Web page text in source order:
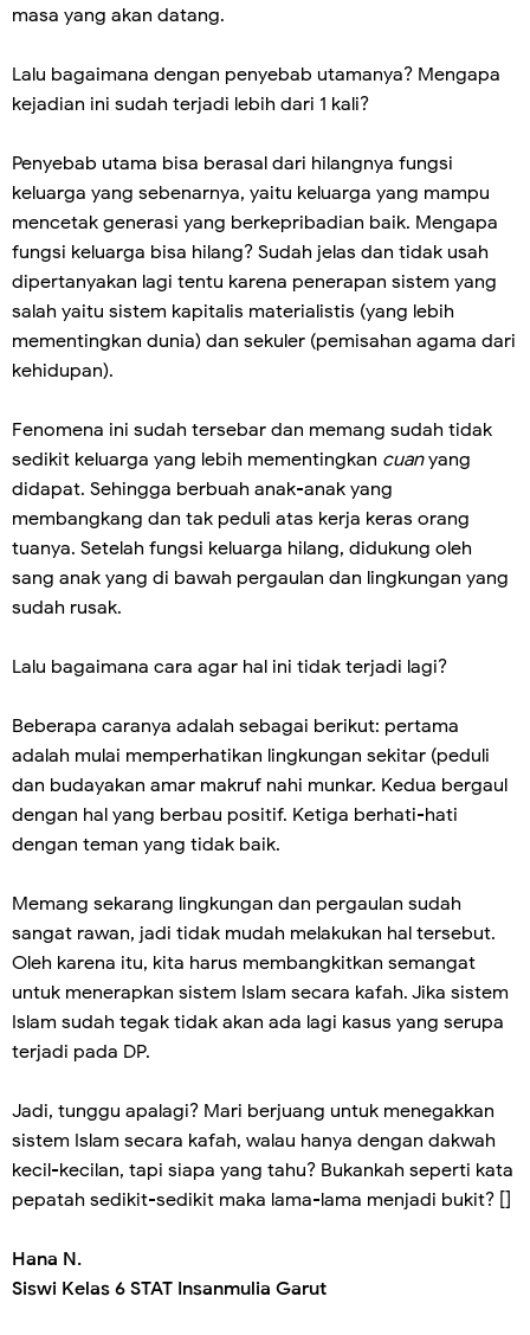
masa yang akan datang.
Lalu bagaimana dengan penyebab utamanya? Mengapa
kejadian ini sudah terjadi lebih dari 1 kali?
Penyebab utama bisa berasal dari hilangnya fungsi
keluarga yang sebenarnya, yaitu keluarga yang mampu
mencetak generasi yang berkepribadian baik. Mengapa
fungsi keluarga bisa hilang? Sudah jelas dan tidak usah
dipertanyakan lagi tentu karena penerapan sistem yang
salah yaitu sistem kapitalis materialistis (yang lebih
mementingkan dunia) dan sekuler (pemisahan agama dari
kehidupan).
Fenomena ini sudah tersebar dan memang sudah tidak
sedikit keluarga yang lebih mementingkan cuanyang
didapat. Sehingga berbuah anak-anak yang
membangkang dan tak peduli atas kerja keras orang
tuanya. Setelah fungsi keluarga hilang, didukung oleh
sang anak yang di bawah pergaulan dan lingkungan yang
sudah rusak.
Lalu bagaimana cara agar hal ini tidak terjadi lagi?
Beberapa caranya adalah sebagai berikut: pertama
adalah mulai memperhatikan lingkungan sekitar (peduli
dan budayakan amar makruf nahi munkar. Kedua bergaul
dengan hal yang berbau positif. Ketiga berhati-hati
dengan teman yang tidak baik.
Memang sekarang lingkungan dan pergaulan sudah
sangat rawan, jadi tidak mudah melakukan hal tersebut.
Oleh karena itu, kita harus membangkitkan semangat
untuk menerapkan sistem Islam secara kafah. Jika sistem
Islam sudah tegak tidak akan ada lagi kasus yang serupa
terjadi pada DP.
Jadi, tunggu apalagi? Mari berjuang untuk menegakkan
sistem Islam secara kafah, walau hanya dengan dakwah
kecil-kecilan, tapi siapa yang tahu? Bukankah seperti kata
pepatah sedikit-sedikit maka lama-lama menjadi bukit? []
Hana N.
Siswi Kelas 6 STAT Insanmulia Garut